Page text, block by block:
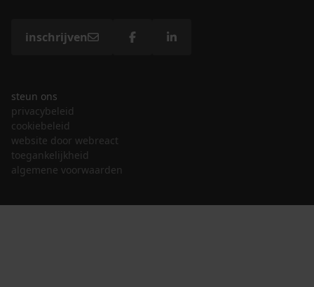
inschrijven
steun ons
privacybeleid
cookiebeleid
website door webreact
toegankelijkheid
algemene voorwaarden